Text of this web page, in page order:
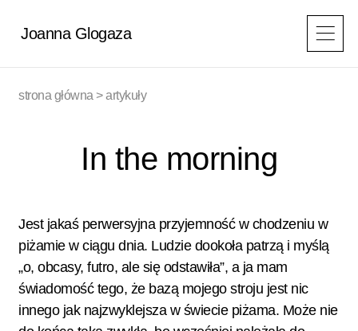
Joanna Glogaza
strona główna >artykuły
In the morning
Jest jakaś perwersyjna przyjemność w chodzeniu w
piżamie w ciągu dnia. Ludzie dookoła patrzą i myślą
„o, obcasy, futro, ale się odstawiła”, a ja mam
świadomość tego, że bazą mojego stroju jest nic
innego jak najzwyklejsza w świecie piżama. Może nie